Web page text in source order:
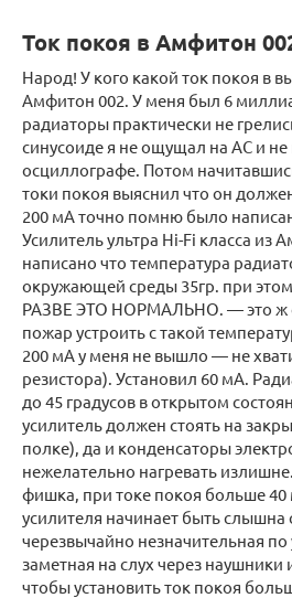
Ток покоя в Амфитон
Народ! У кого какой ток покоя в
Амфитон 002. У меня был 6
радиаторы практически не
синусоиде я не ощущал на АС и
осциллографе. Потом
токи покоя выяснил что он
200 мА точно помню было
Усилитель ультра Hi-Fi класса из
написано что температура
окружающей среды 35гр. при
РАЗВЕ ЭТО НОРМАЛЬНО. — это ж
пожар устроить с такой
200 мА у меня не вышло — не
резистора). Установил 60 мА.
до 45 градусов в открытом
усилитель должен стоять на
полке), да и конденсаторы
нежелательно нагревать
фишка, при токе покоя больше
усилителя начинает быть слышна
черезвычайно незначительная
заметная на слух через
чтобы установить ток покоя